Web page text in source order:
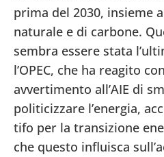
prima del 2030, insieme
naturale e di carbone.
sembra essere stata
l’OPEC, che ha reagito
avvertimento all’AIE di
politicizzare l’energia,
tifo per la transizione
che questo influisca